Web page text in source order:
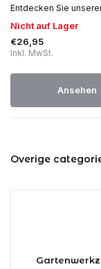
Entdecken Sie
Nicht auf Lager
€26,95
Inkl. MwSt.
Ansehen
Overige